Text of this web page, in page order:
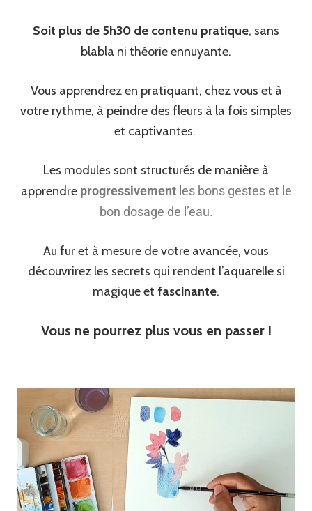
Soit plus de 5h30 de contenu pratique, sans
blabla ni théorie ennuyante.
Vous apprendrez en pratiquant, chez vous et à
votre rythme, à peindre des fleurs à la fois simples
et captivantes.
Les modules sont structurés de manière à
apprendre progressivementles bons gestes et le
bon dosage de l’eau.
Au fur et à mesure de votre avancée, vous
découvrirez les secrets qui rendent l’aquarelle si
magique et fascinante.
Vous ne pourrez plus vous en passer !